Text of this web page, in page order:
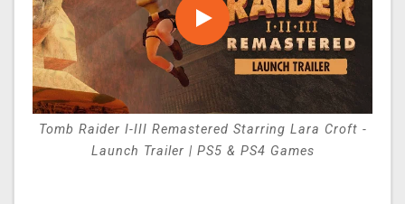
Tomb Raider I-III Remastered Starring Lara Croft -
Launch Trailer | PS5 & PS4 Games